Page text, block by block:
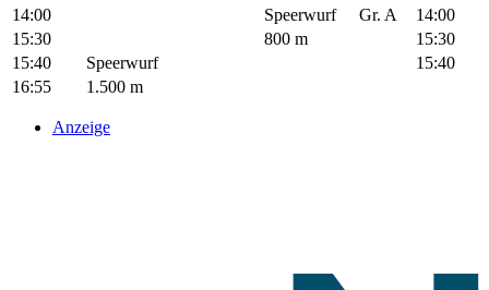
14:00
Speerwurf Gr. A
14:00
15:30
800 m
15:30
15:40
Speerwurf
15:40
16:55
1.500 m
Anzeige